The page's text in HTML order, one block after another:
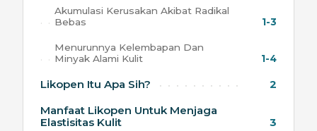
Akumulasi Kerusakan Akibat Radikal
Bebas
1-3
Menurunnya Kelembapan Dan
Minyak Alami Kulit
1-4
Likopen Itu Apa Sih?
2
Manfaat Likopen Untuk Menjaga
Elastisitas Kulit
3